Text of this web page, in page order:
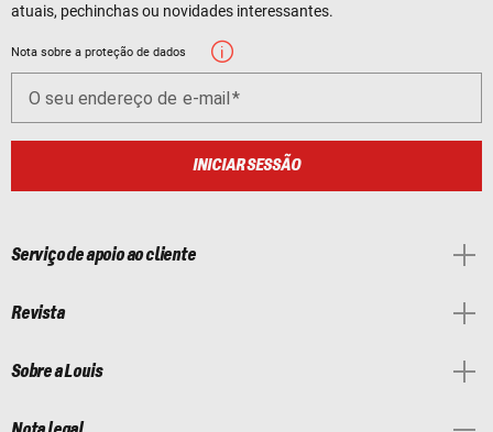
atuais, pechinchas ou novidades interessantes.
Nota sobre a proteção de dados
O seu endereço de e-mail
INICIAR SESSÃO
Serviço de apoio ao cliente
Revista
Sobre a Louis